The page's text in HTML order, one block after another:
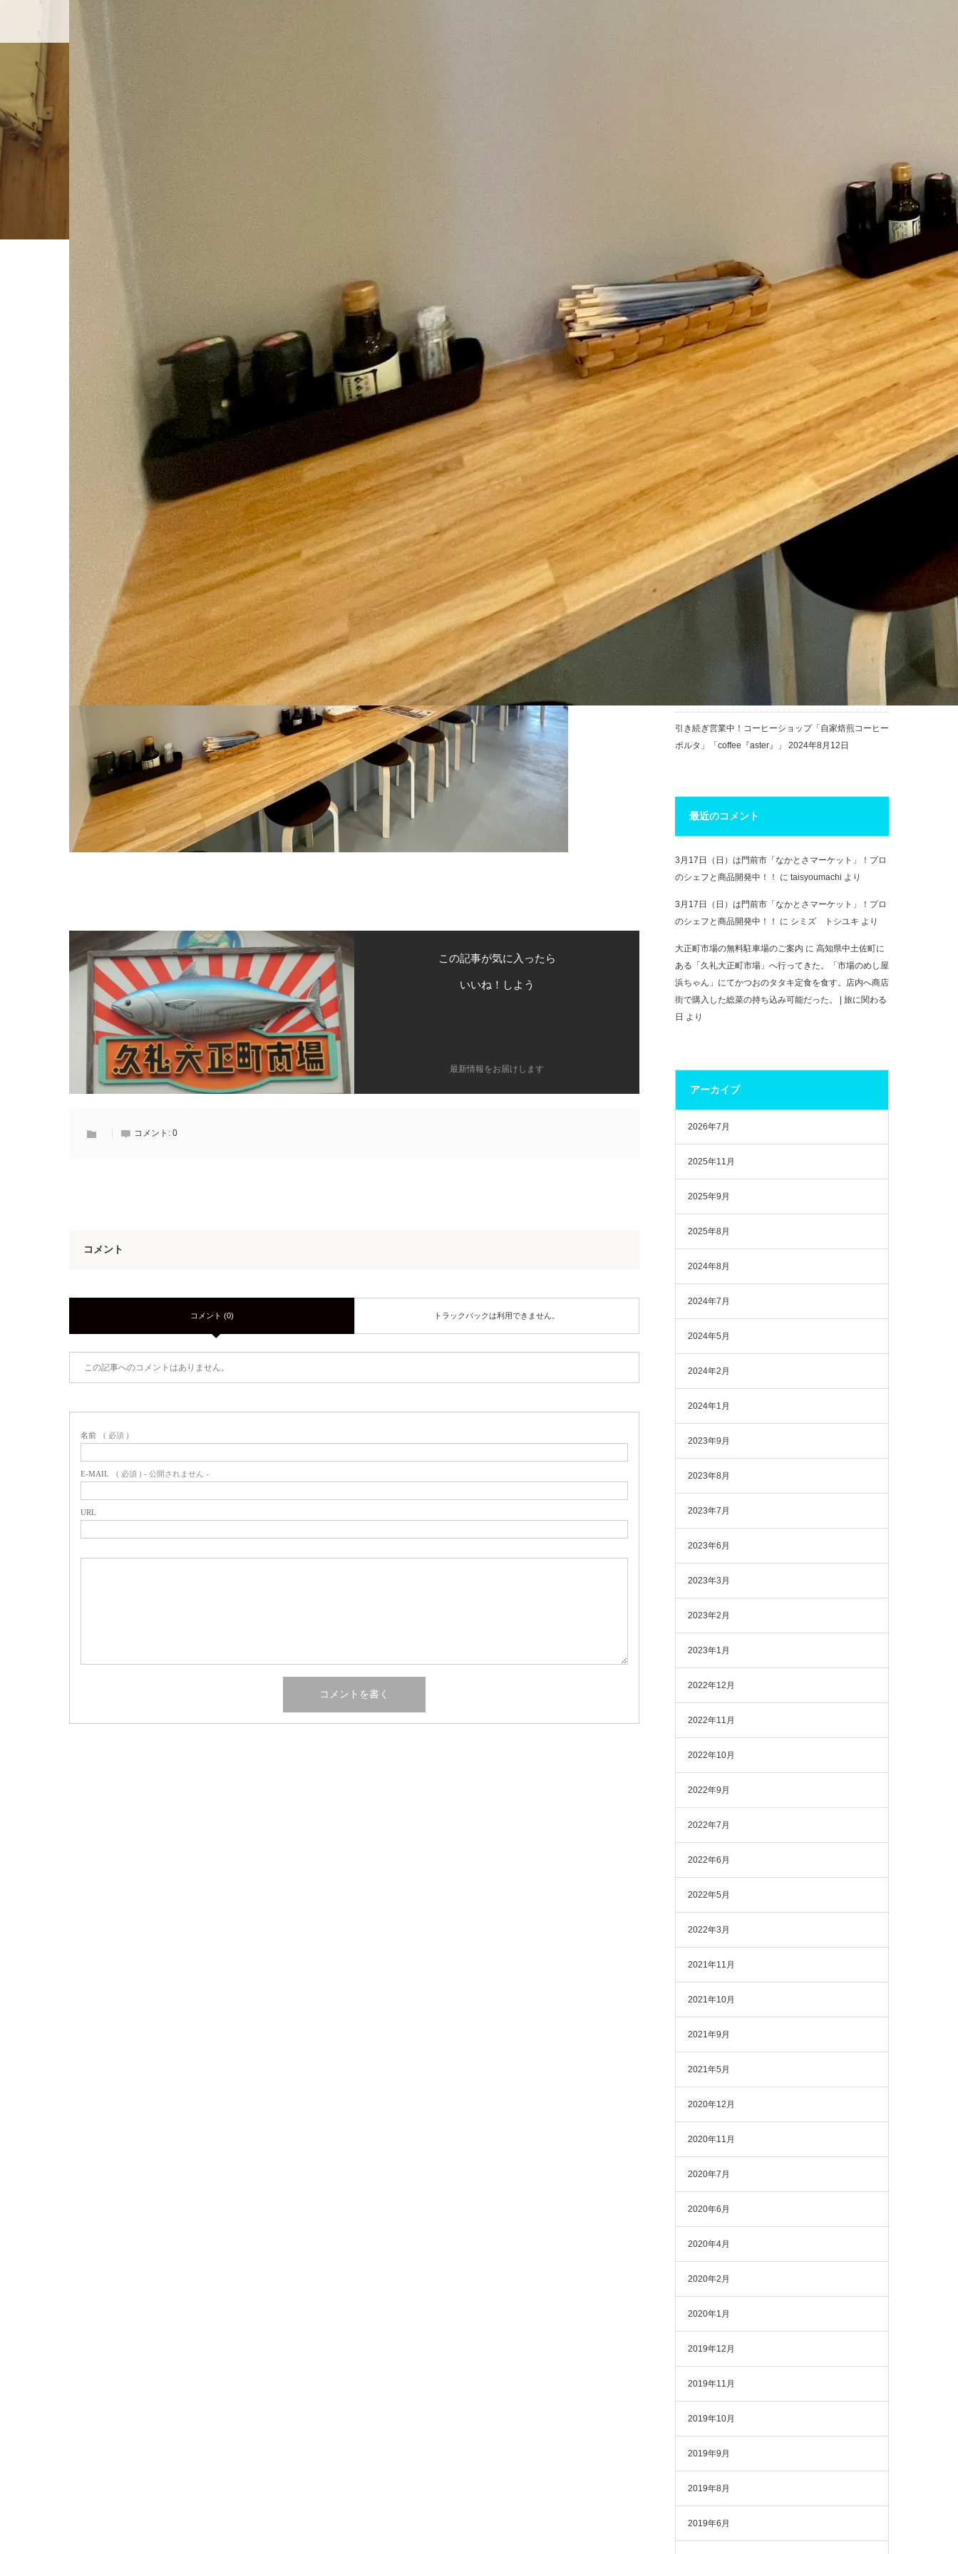
4B6054E5-68F1-49CD-A8A1-01E13E43930C
4B6054E5-68F1-49CD-A8A1-01E13E43930C
+1 Hatena
Pocket RSS feedly Pin it
この記事が気に入ったら
いいね！しよう
最新情報をお届けします
コメント: 0
コメント
コメント (0) トラックバックは利用できません。
この記事へのコメントはありません。
名前 ( 必須 )
E-MAIL ( 必須 ) - 公開されません -
URL
facebook
最近の投稿
2026年度チャレンジショップの募集を再開します。
2026年7月3日
中土佐町観光拠点施設「ぜよぴあ」貸し会議室ご案内
2025年9月5日
引き続ぎ営業中！コーヒーショップ「自家焙煎コーヒー
ポルタ」「coffee『aster』」
2024年8月12日
最近のコメント
3月17日（日）は門前市「なかとさマーケット」！プロ
のシェフと商品開発中！！
に taisyoumachi より
3月17日（日）は門前市「なかとさマーケット」！プロ
のシェフと商品開発中！！
に シミズ トシユキ より
大正町市場の無料駐車場のご案内 に 高知県中土佐町に
ある「久礼大正町市場」へ行ってきた。「市場のめし屋
浜ちゃん」にてかつおのタタキ定食を食す。店内へ商店
街で購入した総菜の持ち込み可能だった。 | 旅に関わる
日 より
アーカイブ
2026年7月
2025年11月
2025年9月
2025年8月
2024年8月
2024年7月
2024年5月
2024年2月
2024年1月
2023年9月
2023年8月
2023年7月
2023年6月
2023年3月
2023年2月
2023年1月
2022年12月
2022年11月
2022年10月
2022年9月
2022年7月
2022年6月
2022年5月
2022年3月
2021年11月
2021年10月
2021年9月
2021年5月
2020年12月
2020年11月
2020年7月
2020年6月
2020年4月
2020年2月
2020年1月
2019年12月
2019年11月
2019年10月
2019年9月
2019年8月
2019年6月